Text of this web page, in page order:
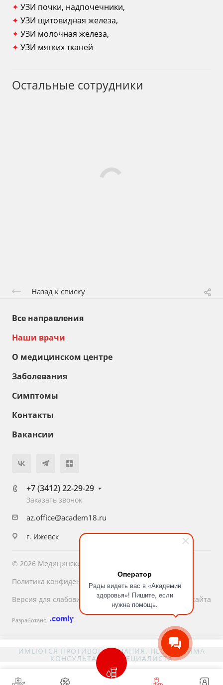
Оператор
Рады видеть вас в «Академии
здоровья»! Пишите, если
нужна помощь.
✦ УЗИ почки, надпочечники,
✦ УЗИ щитовидная железа,
✦ УЗИ молочная железа,
✦ УЗИ мягких тканей
Остальные сотрудники
Назад к списку
Все направления
Наши врачи
О медицинском центре
Заболевания
Симптомы
Контакты
Вакансии
+7 (3412) 22-29-29
Заказать звонок
az.office@academ18.ru
г. Ижевск
© 2026 Медицинский центр «Академия Здоровья»
Политика конфиденциальности
Версия для слабовидящих
Карта сайта
Разработано
ИМЕЮТСЯ ПРОТИВОПОКАЗАНИЯ. НЕОБХОДИМА
КОНСУЛЬТАЦИЯ СПЕЦИАЛИСТА